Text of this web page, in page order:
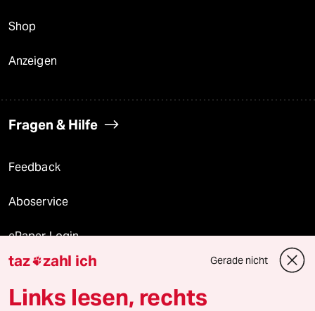
Shop
Anzeigen
Fragen & Hilfe
Feedback
Aboservice
ePaper Login
Downloads für Abonnierende
taz zahl ich Gerade nicht
Links lesen, rechts